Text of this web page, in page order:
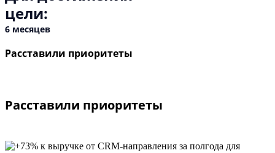
цели:
6 месяцев
Расставили приоритеты
Расставили приоритеты